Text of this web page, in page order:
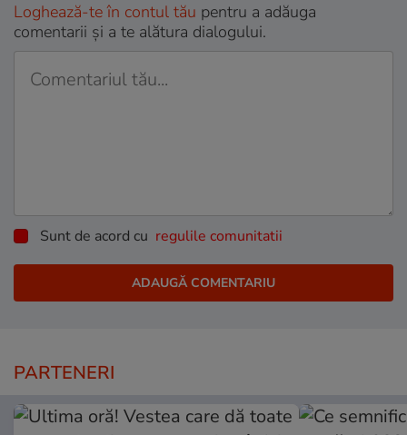
Loghează-te în contul tău pentru a adăuga
comentarii și a te alătura dialogului.
Sunt de acord cu regulile comunitatii
PARTENERI